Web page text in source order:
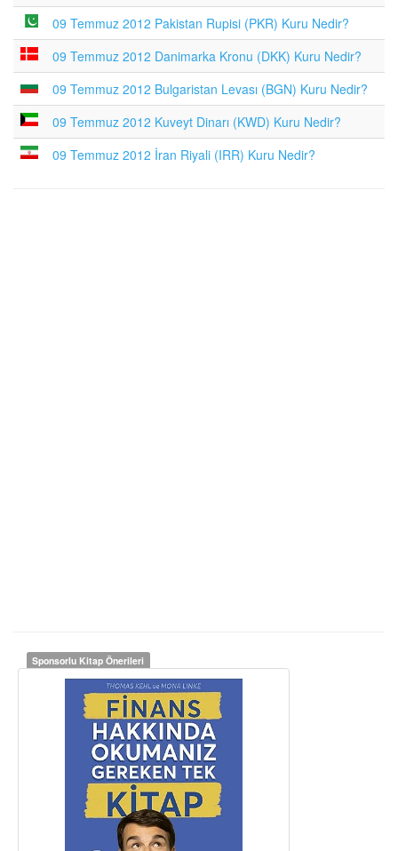
09 Temmuz 2012 Pakistan Rupisi (PKR) Kuru Nedir?
09 Temmuz 2012 Danimarka Kronu (DKK) Kuru Nedir?
09 Temmuz 2012 Bulgaristan Levası (BGN) Kuru Nedir?
09 Temmuz 2012 Kuveyt Dinarı (KWD) Kuru Nedir?
09 Temmuz 2012 İran Riyali (IRR) Kuru Nedir?
Sponsorlu Kitap Önerileri